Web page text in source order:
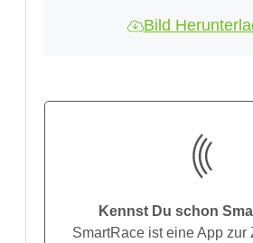
Bild
Kennst Du schon
SmartRace ist eine App zur